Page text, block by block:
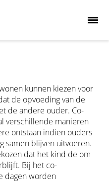
kunnen kiezen voor
de opvoeding van de
de andere ouder. Co-
verschillende manieren
ontstaan indien ouders
samen blijven uitvoeren.
dat het kind de om
Bij het co-
dagen worden